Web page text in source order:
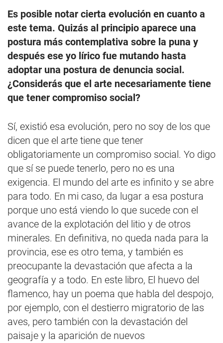
Es posible notar cierta evolución en cuanto a
este tema. Quizás al principio aparece una
postura más contemplativa sobre la puna y
después ese yo lírico fue mutando hasta
adoptar una postura de denuncia social.
¿Considerás que el arte necesariamente tiene
que tener compromiso social?
Sí, existió esa evolución, pero no soy de los que
dicen que el arte tiene que tener
obligatoriamente un compromiso social. Yo digo
que sí se puede tenerlo, pero no es una
exigencia. El mundo del arte es infinito y se abre
para todo. En mi caso, da lugar a esa postura
porque uno está viendo lo que sucede con el
avance de la explotación del litio y de otros
minerales. En definitiva, no queda nada para la
provincia, ese es otro tema, y también es
preocupante la devastación que afecta a la
geografía y a todo. En este libro, El huevo del
flamenco, hay un poema que habla del despojo,
por ejemplo, con el destierro migratorio de las
aves, pero también con la devastación del
paisaje y la aparición de nuevos